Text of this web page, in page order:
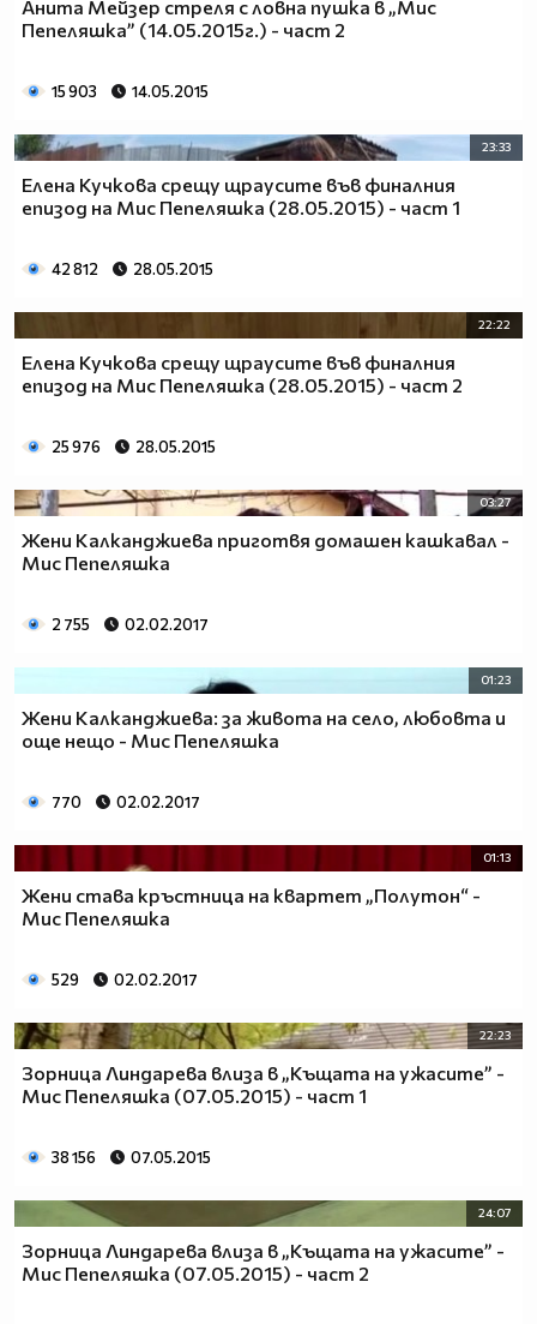
Анита Мейзер стреля с ловна пушка в „Мис
Пепеляшка” (14.05.2015г.) - част 2
15 903 14.05.2015
23:33
Елена Кучкова срещу щраусите във финалния
епизод на Мис Пепеляшка (28.05.2015) - част 1
42 812 28.05.2015
22:22
Елена Кучкова срещу щраусите във финалния
епизод на Мис Пепеляшка (28.05.2015) - част 2
25 976 28.05.2015
03:27
Жени Калканджиева приготвя домашен кашкавал -
Мис Пепеляшка
2 755 02.02.2017
01:23
Жени Калканджиева: за живота на село, любовта и
още нещо - Мис Пепеляшка
770 02.02.2017
01:13
Жени става кръстница на квартет „Полутон“ -
Мис Пепеляшка
529 02.02.2017
22:23
Зорница Линдарева влиза в „Къщата на ужасите” -
Мис Пепеляшка (07.05.2015) - част 1
38 156 07.05.2015
24:07
Зорница Линдарева влиза в „Къщата на ужасите” -
Мис Пепеляшка (07.05.2015) - част 2